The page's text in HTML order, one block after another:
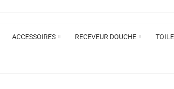
ACCESSOIRES RECEVEUR DOUCHE